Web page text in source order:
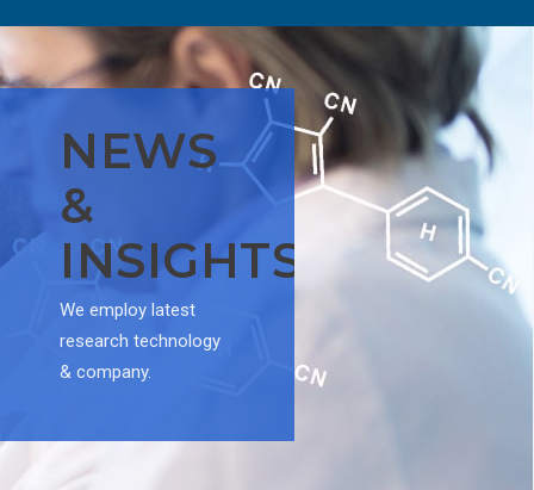
NEWS
&
INSIGHTS
We employ latest
research technology
& company.